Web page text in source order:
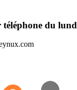
du